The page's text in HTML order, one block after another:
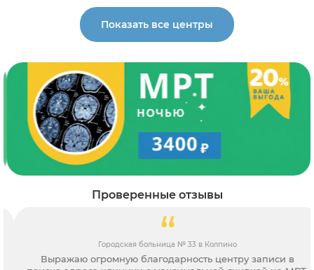
Показать все центры
Проверенные отзывы
Городская больница № 33 в Колпино
Выражаю огромную благодарность центру записи в